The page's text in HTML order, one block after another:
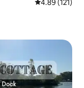
レビュー121
4.89 (121)